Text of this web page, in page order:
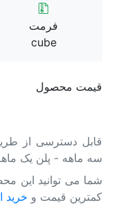
فرمت
cube
قیمت محصول
قابل دسترسی از
سه ماهه - پلن یک
کمترین قیمت و خرید